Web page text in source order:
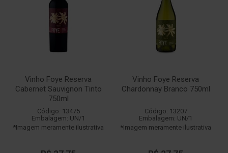
Vinho Foye Reserva
Cabernet Sauvignon Tinto
750ml
Código: 13475
Embalagem: UN/1
*Imagem meramente ilustrativa
Vinho Foye Reserva
Chardonnay Branco 750ml
Código: 13207
Embalagem: UN/1
*Imagem meramente ilustrativa